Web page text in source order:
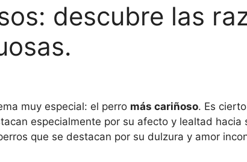
descubre las
muy especial: el perro más cariñoso. Es
especialmente por su afecto y lealtad hacia
que se destacan por su dulzura y amor